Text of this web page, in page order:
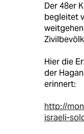
Der 48er
begleitet
Hier die
der
erinnert:
http://
israeli-